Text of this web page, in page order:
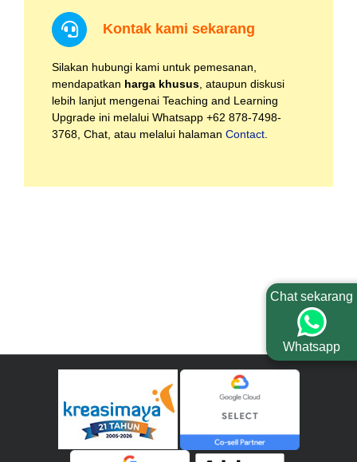
Kontak kami sekarang
Silakan hubungi kami untuk pemesanan,
mendapatkan harga khusus , ataupun diskusi
lebih lanjut mengenai Teaching and Learning
Upgrade ini melalui Whatsapp +62 878-7498-
3768 , Chat, atau melalui halaman Contact
Chat sekarang
Whatsapp